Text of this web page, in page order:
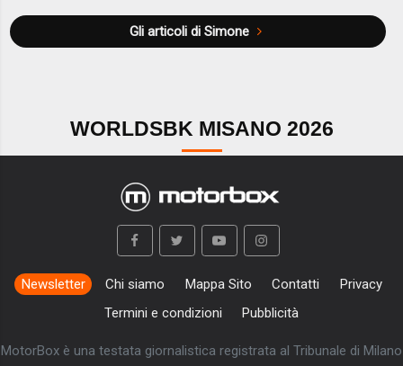
Gli articoli di Simone
WORLDSBK MISANO 2026
Newsletter Chi siamo Mappa Sito Contatti
Privacy
Termini e condizioni
Pubblicità
MotorBox è una testata giornalistica registrata al Tribunale di Milano